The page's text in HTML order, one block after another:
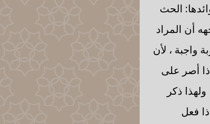
الحث
أن المراد
واجبة ، لأن
أصر على
ذكر
فعل